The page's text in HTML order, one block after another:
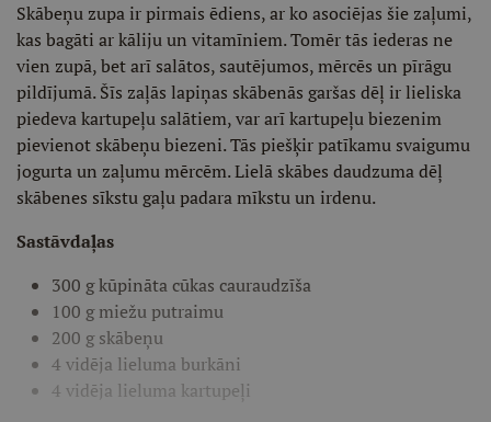
Skābeņu zupa ir pirmais ēdiens, ar ko asociējas šie zaļumi,
kas bagāti ar kāliju un vitamīniem. Tomēr tās iederas ne
vien zupā, bet arī salātos, sautējumos, mērcēs un pīrāgu
pildījumā. Šīs zaļās lapiņas skābenās garšas dēļ ir lieliska
piedeva kartupeļu salātiem, var arī kartupeļu biezenim
pievienot skābeņu biezeni. Tās piešķir patīkamu svaigumu
jogurta un zaļumu mērcēm. Lielā skābes daudzuma dēļ
skābenes sīkstu gaļu padara mīkstu un irdenu.
Sastāvdaļas
300 g kūpināta cūkas cauraudzīša
100 g miežu putraimu
200 g skābeņu
4 vidēja lieluma burkāni
4 vidēja lieluma kartupeļi